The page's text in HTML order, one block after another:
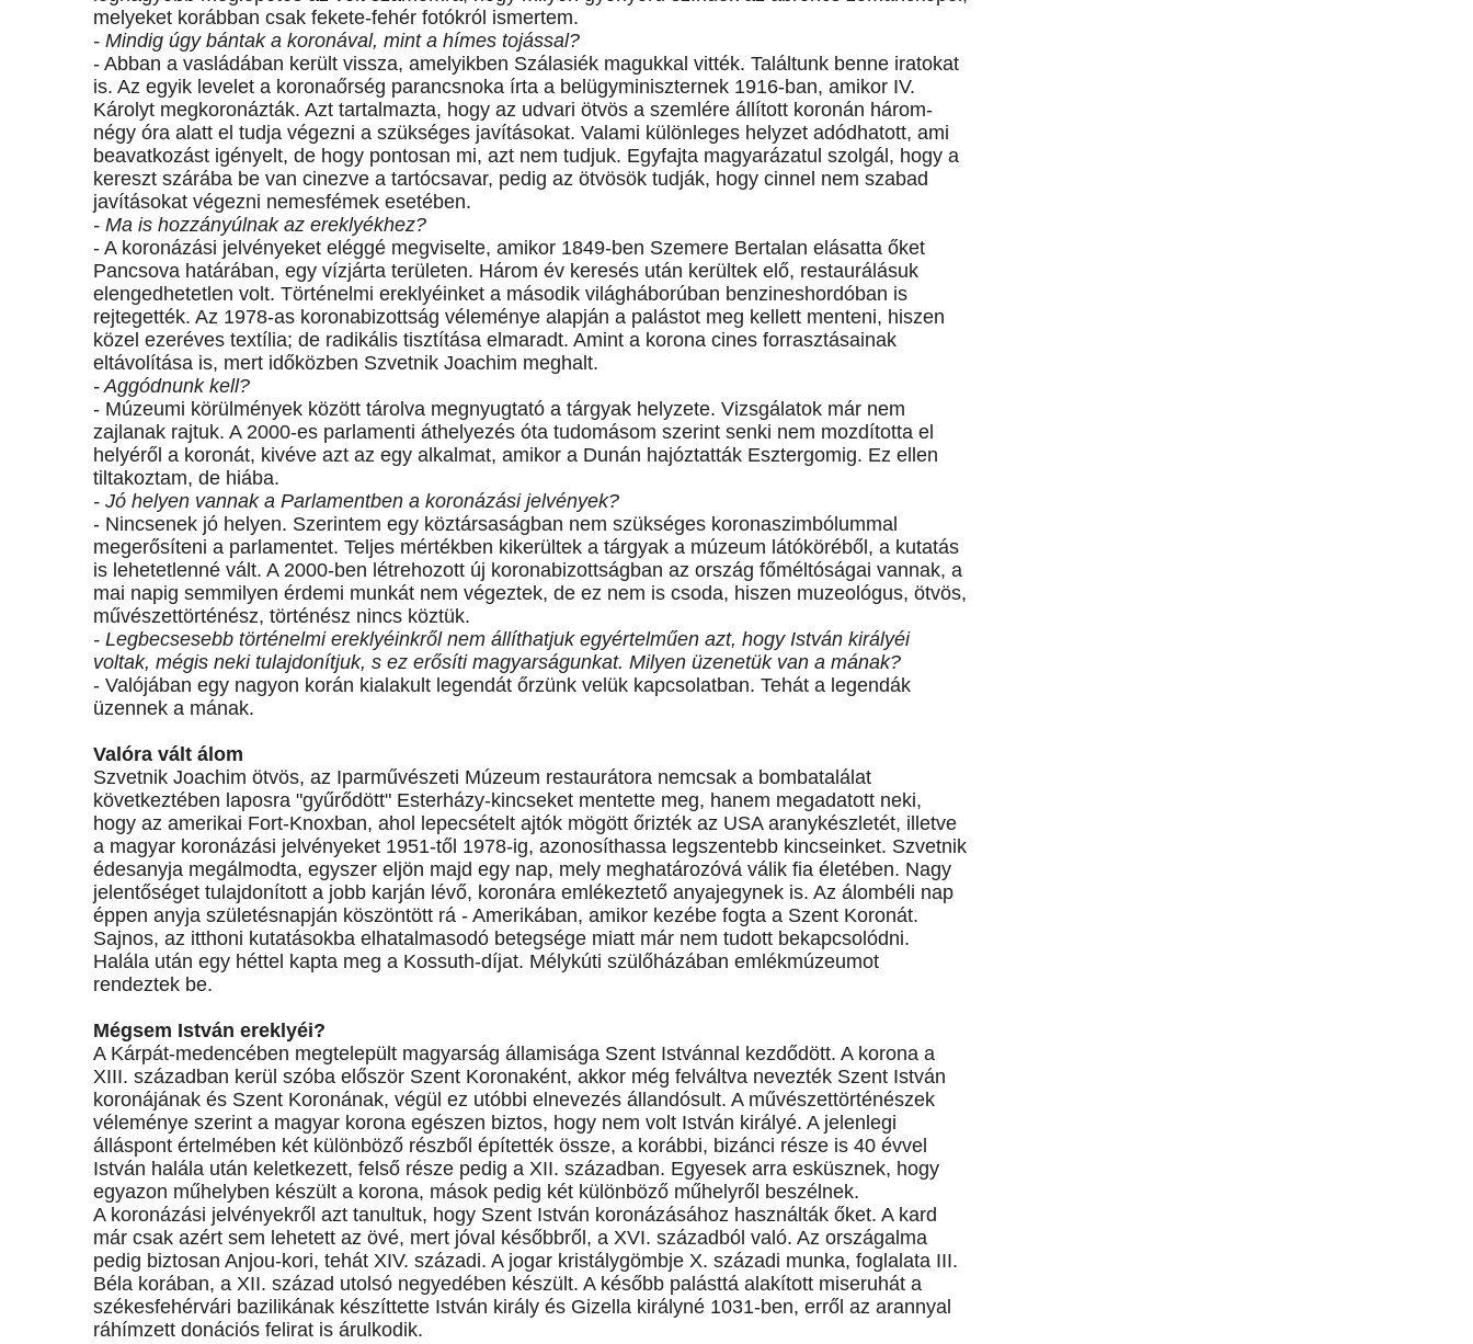
melyeket korábban csak fekete-fehér fotókról ismertem.
- Mindig úgy bántak a koronával, mint a hímes tojással?
- Abban a vasládában került vissza, amelyikben Szálasiék magukkal vitték. Találtunk benne iratokat
is. Az egyik levelet a koronaőrség parancsnoka írta a belügyminiszternek 1916-ban, amikor IV.
Károlyt megkoronázták. Azt tartalmazta, hogy az udvari ötvös a szemlére állított koronán három-
négy óra alatt el tudja végezni a szükséges javításokat. Valami különleges helyzet adódhatott, ami
beavatkozást igényelt, de hogy pontosan mi, azt nem tudjuk. Egyfajta magyarázatul szolgál, hogy a
kereszt szárába be van cinezve a tartócsavar, pedig az ötvösök tudják, hogy cinnel nem szabad
javításokat végezni nemesfémek esetében.
- Ma is hozzányúlnak az ereklyékhez?
- A koronázási jelvényeket eléggé megviselte, amikor 1849-ben Szemere Bertalan elásatta őket
Pancsova határában, egy vízjárta területen. Három év keresés után kerültek elő, restaurálásuk
elengedhetetlen volt. Történelmi ereklyéinket a második világháborúban benzineshordóban is
rejtegették. Az 1978-as koronabizottság véleménye alapján a palástot meg kellett menteni, hiszen
közel ezeréves textília; de radikális tisztítása elmaradt. Amint a korona cines forrasztásainak
eltávolítása is, mert időközben Szvetnik Joachim meghalt.
- Aggódnunk kell?
- Múzeumi körülmények között tárolva megnyugtató a tárgyak helyzete. Vizsgálatok már nem
zajlanak rajtuk. A 2000-es parlamenti áthelyezés óta tudomásom szerint senki nem mozdította el
helyéről a koronát, kivéve azt az egy alkalmat, amikor a Dunán hajóztatták Esztergomig. Ez ellen
tiltakoztam, de hiába.
- Jó helyen vannak a Parlamentben a koronázási jelvények?
- Nincsenek jó helyen. Szerintem egy köztársaságban nem szükséges koronaszimbólummal
megerősíteni a parlamentet. Teljes mértékben kikerültek a tárgyak a múzeum látóköréből, a kutatás
is lehetetlenné vált. A 2000-ben létrehozott új koronabizottságban az ország főméltóságai vannak, a
mai napig semmilyen érdemi munkát nem végeztek, de ez nem is csoda, hiszen muzeológus, ötvös,
művészettörténész, történész nincs köztük.
- Legbecsesebb történelmi ereklyéinkről nem állíthatjuk egyértelműen azt, hogy István királyéi
voltak, mégis neki tulajdonítjuk, s ez erősíti magyarságunkat. Milyen üzenetük van a mának?
- Valójában egy nagyon korán kialakult legendát őrzünk velük kapcsolatban. Tehát a legendák
üzennek a mának.
Valóra vált álom
Szvetnik Joachim ötvös, az Iparművészeti Múzeum restaurátora nemcsak a bombatalálat
következtében laposra "gyűrődött" Esterházy-kincseket mentette meg, hanem megadatott neki,
hogy az amerikai Fort-Knoxban, ahol lepecsételt ajtók mögött őrizték az USA aranykészletét, illetve
a magyar koronázási jelvényeket 1951-től 1978-ig, azonosíthassa legszentebb kincseinket. Szvetnik
édesanyja megálmodta, egyszer eljön majd egy nap, mely meghatározóvá válik fia életében. Nagy
jelentőséget tulajdonított a jobb karján lévő, koronára emlékeztető anyajegynek is. Az álombéli nap
éppen anyja születésnapján köszöntött rá - Amerikában, amikor kezébe fogta a Szent Koronát.
Sajnos, az itthoni kutatásokba elhatalmasodó betegsége miatt már nem tudott bekapcsolódni.
Halála után egy héttel kapta meg a Kossuth-díjat. Mélykúti szülőházában emlékmúzeumot
rendeztek be.
Mégsem István ereklyéi?
A Kárpát-medencében megtelepült magyarság államisága Szent Istvánnal kezdődött. A korona a
XIII. században kerül szóba először Szent Koronaként, akkor még felváltva nevezték Szent István
koronájának és Szent Koronának, végül ez utóbbi elnevezés állandósult. A művészettörténészek
véleménye szerint a magyar korona egészen biztos, hogy nem volt István királyé. A jelenlegi
álláspont értelmében két különböző részből építették össze, a korábbi, bizánci része is 40 évvel
István halála után keletkezett, felső része pedig a XII. században. Egyesek arra esküsznek, hogy
egyazon műhelyben készült a korona, mások pedig két különböző műhelyről beszélnek.
A koronázási jelvényekről azt tanultuk, hogy Szent István koronázásához használták őket. A kard
már csak azért sem lehetett az övé, mert jóval későbbről, a XVI. századból való. Az országalma
pedig biztosan Anjou-kori, tehát XIV. századi. A jogar kristálygömbje X. századi munka, foglalata III.
Béla korában, a XII. század utolsó negyedében készült. A később palásttá alakított miseruhát a
székesfehérvári bazilikának készíttette István király és Gizella királyné 1031-ben, erről az arannyal
ráhímzett donációs felirat is árulkodik.